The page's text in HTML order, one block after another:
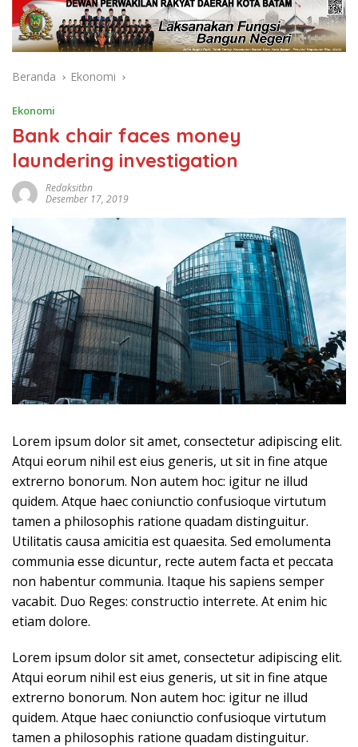
Beranda Ekonomi
Ekonomi
Bank chair faces money
laundering investigation
Redaksitbn
Desember 17, 2019
Lorem ipsum dolor sit amet, consectetur adipiscing elit.
Atqui eorum nihil est eius generis, ut sit in fine atque
extrerno bonorum. Non autem hoc: igitur ne illud
quidem. Atque haec coniunctio confusioque virtutum
tamen a philosophis ratione quadam distinguitur.
Utilitatis causa amicitia est quaesita. Sed emolumenta
communia esse dicuntur, recte autem facta et peccata
non habentur communia. Itaque his sapiens semper
vacabit. Duo Reges: constructio interrete. At enim hic
etiam dolore.
Lorem ipsum dolor sit amet, consectetur adipiscing elit.
Atqui eorum nihil est eius generis, ut sit in fine atque
extrerno bonorum. Non autem hoc: igitur ne illud
quidem. Atque haec coniunctio confusioque virtutum
tamen a philosophis ratione quadam distinguitur.